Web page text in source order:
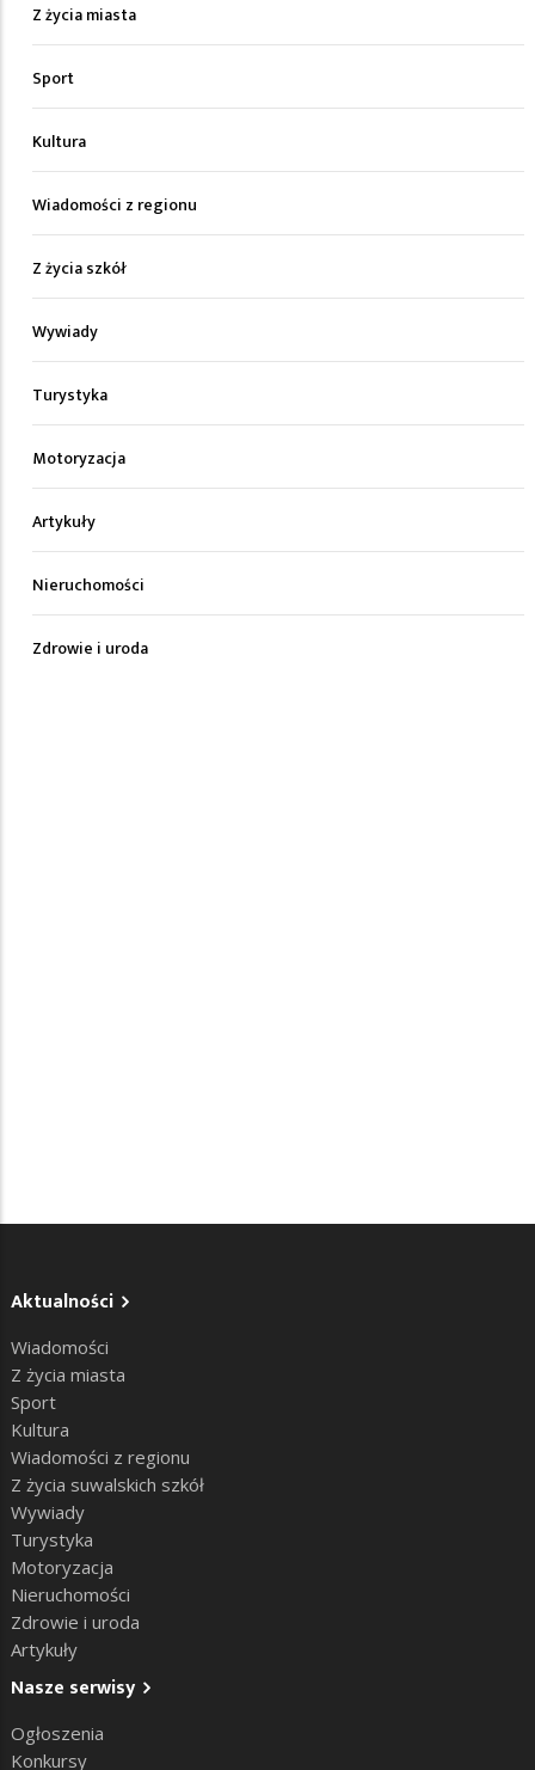
Z życia miasta
Sport
Kultura
Wiadomości z regionu
Z życia szkół
Wywiady
Turystyka
Motoryzacja
Artykuły
Nieruchomości
Zdrowie i uroda
Aktualności
Wiadomości
Z życia miasta
Sport
Kultura
Wiadomości z regionu
Z życia suwalskich szkół
Wywiady
Turystyka
Motoryzacja
Nieruchomości
Zdrowie i uroda
Artykuły
Nasze serwisy
Ogłoszenia
Konkursy